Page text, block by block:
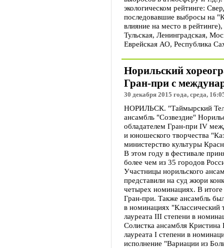
экологическом рейтинге:
последовавшие выбросы на
влияние на место в
Тульская, Ленинградская,
Еврейская АО, Республика
Норильский
Гран-при с
30 декабря 2015 года, среда,
НОРИЛЬСК. "Таймырский
ансамбль "Созвездие"
обладателем Гран-при IV
и юношеского творчества
министерство культуры
В этом году в фестивале
более чем из 35 городов
Участницы норильского
представили на суд жюри
четырех номинациях. В итоге
Гран-при. Также ансамбль
в номинациях
лауреата III степени в
Солистка ансамбля
лауреата I степени в
исполнение "Вариации из